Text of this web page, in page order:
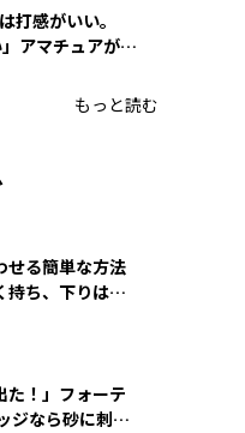
打感がいい。
アマチュアが選
もっと読む
せる簡単な方法
ち、下りは短
た！」フォーテ
ジなら砂に刺さ